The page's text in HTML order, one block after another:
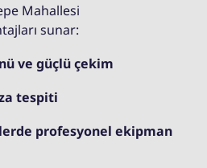
Mahallesi
sunar:
ve güçlü çekim
tespiti
profesyonel ekipman